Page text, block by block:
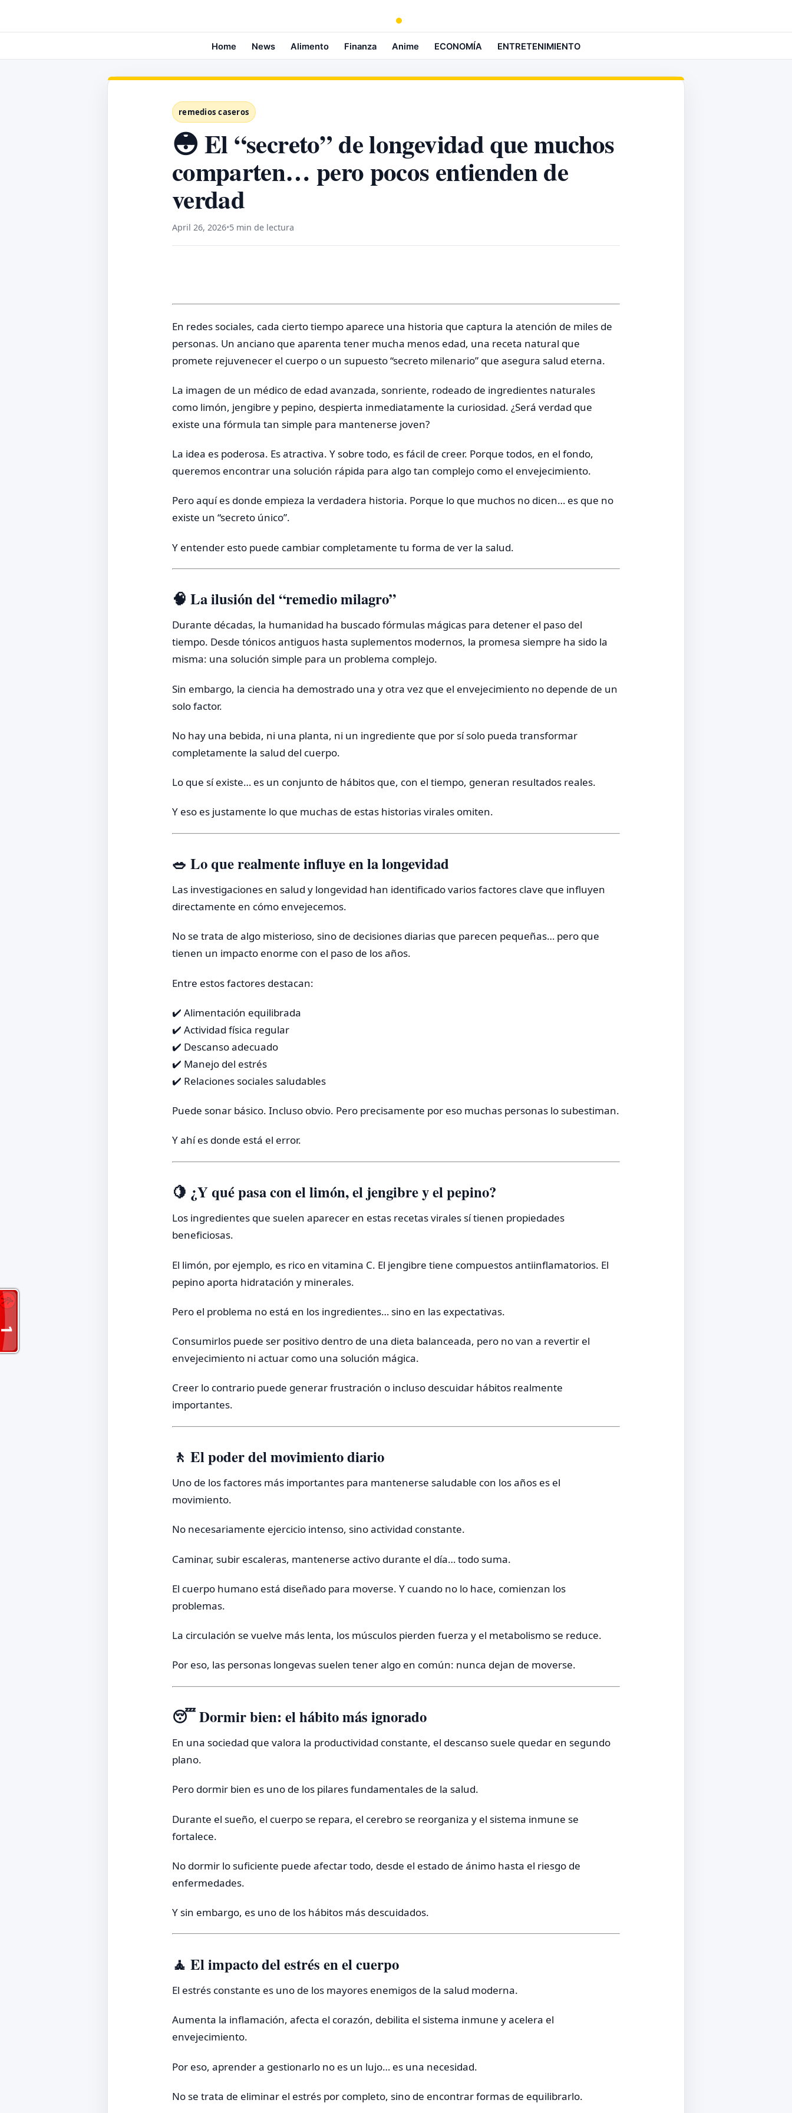
Home News Alimento Finanza Anime ECONOMÍA ENTRETENIMIENTO
remedios caseros
😳 El “secreto” de longevidad que muchos
comparten… pero pocos entienden de
verdad
April 26, 2026•5 min de lectura
En redes sociales, cada cierto tiempo aparece una historia que captura la atención de miles de
personas. Un anciano que aparenta tener mucha menos edad, una receta natural que
promete rejuvenecer el cuerpo o un supuesto “secreto milenario” que asegura salud eterna.
La imagen de un médico de edad avanzada, sonriente, rodeado de ingredientes naturales
como limón, jengibre y pepino, despierta inmediatamente la curiosidad. ¿Será verdad que
existe una fórmula tan simple para mantenerse joven?
La idea es poderosa. Es atractiva. Y sobre todo, es fácil de creer. Porque todos, en el fondo,
queremos encontrar una solución rápida para algo tan complejo como el envejecimiento.
Pero aquí es donde empieza la verdadera historia. Porque lo que muchos no dicen… es que no
existe un “secreto único”.
Y entender esto puede cambiar completamente tu forma de ver la salud.
🧠 La ilusión del “remedio milagro”
Durante décadas, la humanidad ha buscado fórmulas mágicas para detener el paso del
tiempo. Desde tónicos antiguos hasta suplementos modernos, la promesa siempre ha sido la
misma: una solución simple para un problema complejo.
Sin embargo, la ciencia ha demostrado una y otra vez que el envejecimiento no depende de un
solo factor.
No hay una bebida, ni una planta, ni un ingrediente que por sí solo pueda transformar
completamente la salud del cuerpo.
Lo que sí existe… es un conjunto de hábitos que, con el tiempo, generan resultados reales.
Y eso es justamente lo que muchas de estas historias virales omiten.
🥗 Lo que realmente influye en la longevidad
Las investigaciones en salud y longevidad han identificado varios factores clave que influyen
directamente en cómo envejecemos.
No se trata de algo misterioso, sino de decisiones diarias que parecen pequeñas… pero que
tienen un impacto enorme con el paso de los años.
Entre estos factores destacan:
✔️ Alimentación equilibrada
✔️ Actividad física regular
✔️ Descanso adecuado
✔️ Manejo del estrés
✔️ Relaciones sociales saludables
Puede sonar básico. Incluso obvio. Pero precisamente por eso muchas personas lo subestiman.
Y ahí es donde está el error.
🍋 ¿Y qué pasa con el limón, el jengibre y el pepino?
Los ingredientes que suelen aparecer en estas recetas virales sí tienen propiedades
beneficiosas.
El limón, por ejemplo, es rico en vitamina C. El jengibre tiene compuestos antiinflamatorios. El
pepino aporta hidratación y minerales.
Pero el problema no está en los ingredientes… sino en las expectativas.
Consumirlos puede ser positivo dentro de una dieta balanceada, pero no van a revertir el
envejecimiento ni actuar como una solución mágica.
Creer lo contrario puede generar frustración o incluso descuidar hábitos realmente
importantes.
🚶 El poder del movimiento diario
Uno de los factores más importantes para mantenerse saludable con los años es el
movimiento.
No necesariamente ejercicio intenso, sino actividad constante.
Caminar, subir escaleras, mantenerse activo durante el día… todo suma.
El cuerpo humano está diseñado para moverse. Y cuando no lo hace, comienzan los
problemas.
La circulación se vuelve más lenta, los músculos pierden fuerza y el metabolismo se reduce.
Por eso, las personas longevas suelen tener algo en común: nunca dejan de moverse.
😴 Dormir bien: el hábito más ignorado
En una sociedad que valora la productividad constante, el descanso suele quedar en segundo
plano.
Pero dormir bien es uno de los pilares fundamentales de la salud.
Durante el sueño, el cuerpo se repara, el cerebro se reorganiza y el sistema inmune se
fortalece.
No dormir lo suficiente puede afectar todo, desde el estado de ánimo hasta el riesgo de
enfermedades.
Y sin embargo, es uno de los hábitos más descuidados.
🧘 El impacto del estrés en el cuerpo
El estrés constante es uno de los mayores enemigos de la salud moderna.
Aumenta la inflamación, afecta el corazón, debilita el sistema inmune y acelera el
envejecimiento.
Por eso, aprender a gestionarlo no es un lujo… es una necesidad.
No se trata de eliminar el estrés por completo, sino de encontrar formas de equilibrarlo.